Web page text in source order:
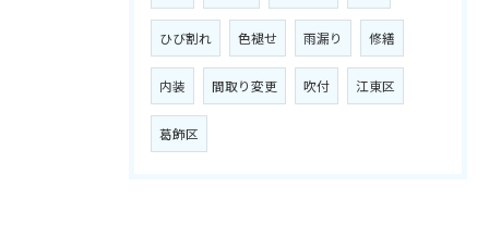
ひび割れ 色褪せ 雨漏り 修繕
内装 間取り変更 吹付 江東区
葛飾区